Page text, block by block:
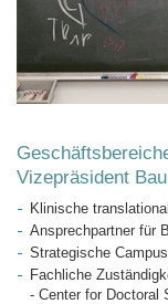
Vizepräsident
Klinische
Ansprechpartner für
Strategische
Fachliche
- Center for Doctoral